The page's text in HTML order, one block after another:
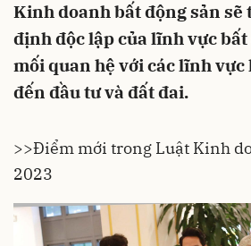
Kinh doanh bất động sản sẽ
định độc lập của lĩnh vực
mối quan hệ với các lĩnh
đến đầu tư và đất đai.
>>Điểm mới trong Luật Kinh
2023